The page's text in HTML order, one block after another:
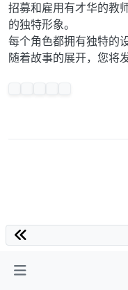
招募和雇用有才华的教
的独特形象。
每个角色都拥有独特的
随着故事的展开，您将